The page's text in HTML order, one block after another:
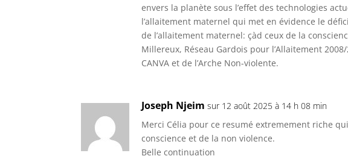
envers la planète sous l’effet des technologies
l’allaitement maternel qui met en évidence le
de l’allaitement maternel: çàd ceux de la
Millereux, Réseau Gardois pour l’Allaitement
CANVA et de l’Arche Non-violente.
Joseph Njeim sur 12 août 2025 à 14 h 08 min
Merci Célia pour ce resumé extremement riche
conscience et de la non violence.
Belle continuation